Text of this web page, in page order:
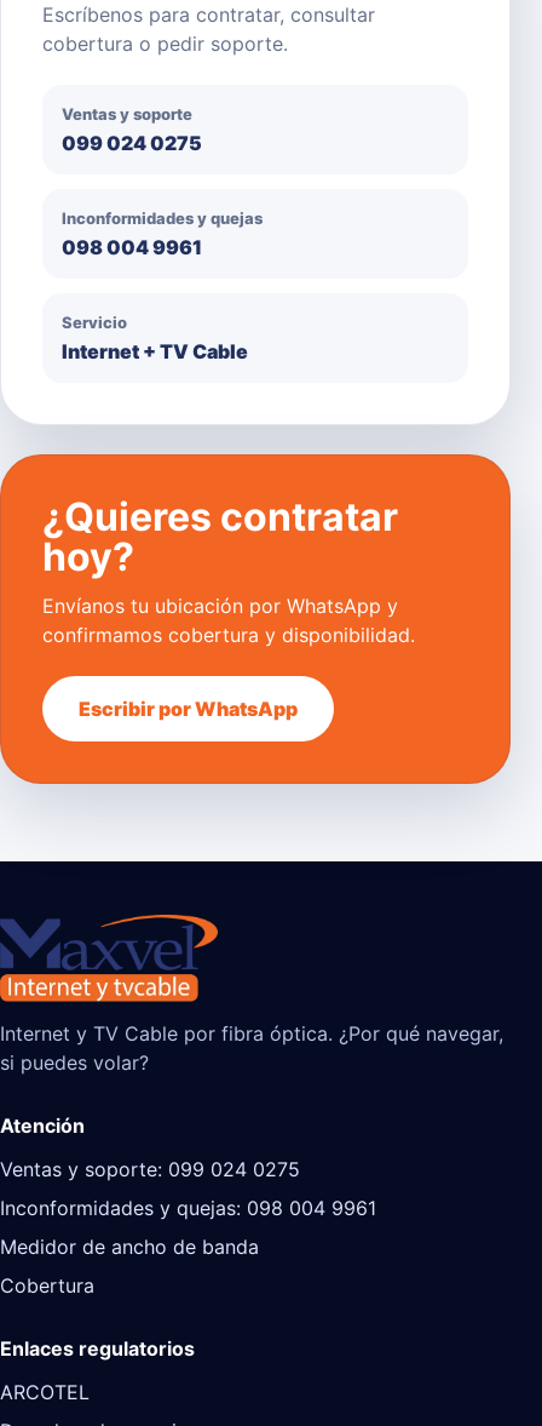
Escríbenos para contratar, consultar
cobertura o pedir soporte.
Ventas y soporte
099 024 0275
Inconformidades y quejas
098 004 9961
Servicio
Internet + TV Cable
¿Quieres contratar
hoy?
Envíanos tu ubicación por WhatsApp y
confirmamos cobertura y disponibilidad.
Escribir por WhatsApp
Internet y TV Cable por fibra óptica. ¿Por qué navegar,
si puedes volar?
Atención
Ventas y soporte: 099 024 0275
Inconformidades y quejas: 098 004 9961
Medidor de ancho de banda
Cobertura
Enlaces regulatorios
ARCOTEL